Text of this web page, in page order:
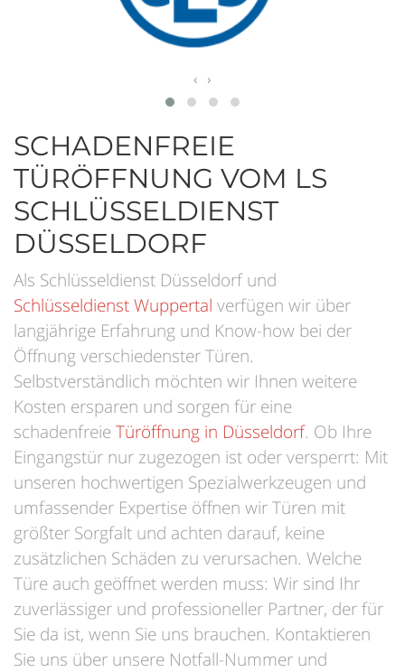
‹ ›
SCHADENFREIE
TÜRÖFFNUNG VOM LS
SCHLÜSSELDIENST
DÜSSELDORF
Als Schlüsseldienst Düsseldorf und
Schlüsseldienst Wuppertal verfügen wir über
langjährige Erfahrung und Know-how bei der
Öffnung verschiedenster Türen.
Selbstverständlich möchten wir Ihnen weitere
Kosten ersparen und sorgen für eine
schadenfreie Türöffnung in Düsseldorf. Ob Ihre
Eingangstür nur zugezogen ist oder versperrt: Mit
unseren hochwertigen Spezialwerkzeugen und
umfassender Expertise öffnen wir Türen mit
größter Sorgfalt und achten darauf, keine
zusätzlichen Schäden zu verursachen. Welche
Türe auch geöffnet werden muss: Wir sind Ihr
zuverlässiger und professioneller Partner, der für
Sie da ist, wenn Sie uns brauchen. Kontaktieren
Sie uns über unsere Notfall-Nummer und